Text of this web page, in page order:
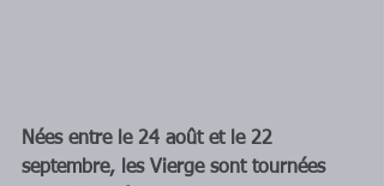
Nées entre le 24 août et le 22
septembre, les Vierge sont tournées